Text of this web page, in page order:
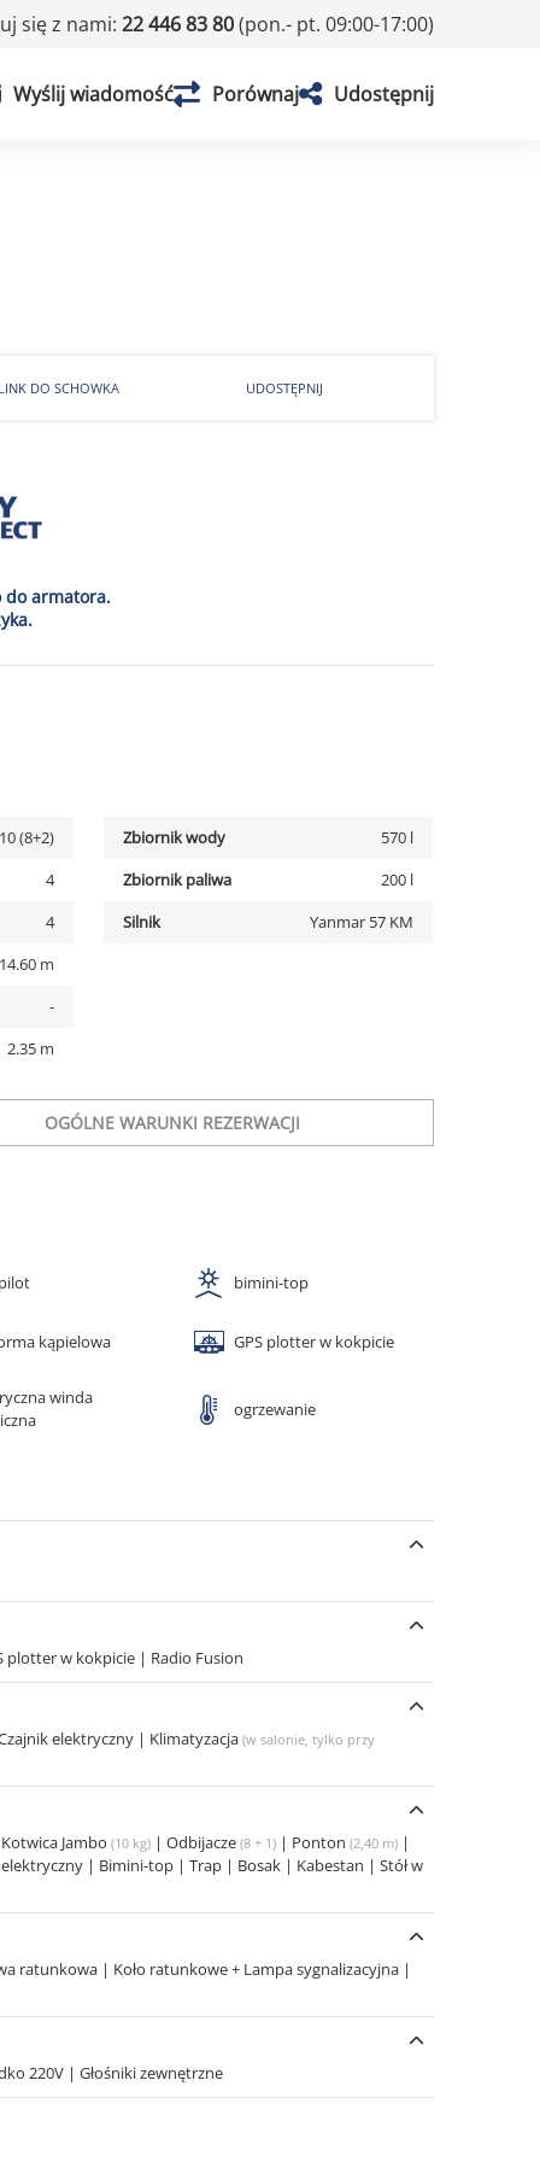
się z nami: 22 446 83 80(pon.- pt. 09:00-17:00)
Wyślij wiadomość Porównaj Udostępnij
DO SCHOWKA UDOSTĘPNIJ
do armatora.
(8+2)
4
4
m
-
2.35 m
Zbiornik wody
570 l
Zbiornik paliwa
200 l
Silnik
Yanmar 57 KM
OGÓLNE WARUNKI REZERWACJI
bimini-top
kąpielowa GPS plotter w kokpicie
winda
ogrzewanie
plotter w kokpicie | Radio Fusion
elektryczny | Klimatyzacja (w salonie, tylko przy
Kotwica Jambo (10 kg) | Odbijacze (8 + 1) | Ponton (2,40 m) |
| Bimini-top | Trap | Bosak | Kabestan | Stół w
ratunkowa | Koło ratunkowe + Lampa sygnalizacyjna |
220V | Głośniki zewnętrzne